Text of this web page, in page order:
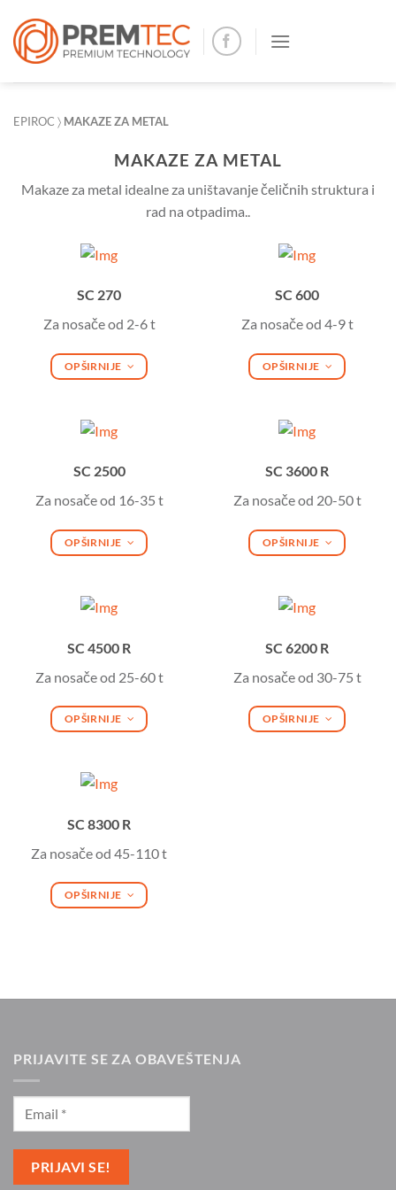
content
EPIROC 〉 MAKAZE ZA METAL
MAKAZE ZA METAL
Makaze za metal idealne za uništavanje čeličnih struktura i
rad na otpadima..
SC 270
Za nosače od 2-6 t
OPŠIRNIJE
SC 600
Za nosače od 4-9 t
OPŠIRNIJE
SC 2500
Za nosače od 16-35 t
OPŠIRNIJE
SC 3600 R
Za nosače od 20-50 t
OPŠIRNIJE
SC 4500 R
Za nosače od 25-60 t
OPŠIRNIJE
SC 6200 R
Za nosače od 30-75 t
OPŠIRNIJE
SC 8300 R
Za nosače od 45-110 t
OPŠIRNIJE
PRIJAVITE SE ZA OBAVEŠTENJA